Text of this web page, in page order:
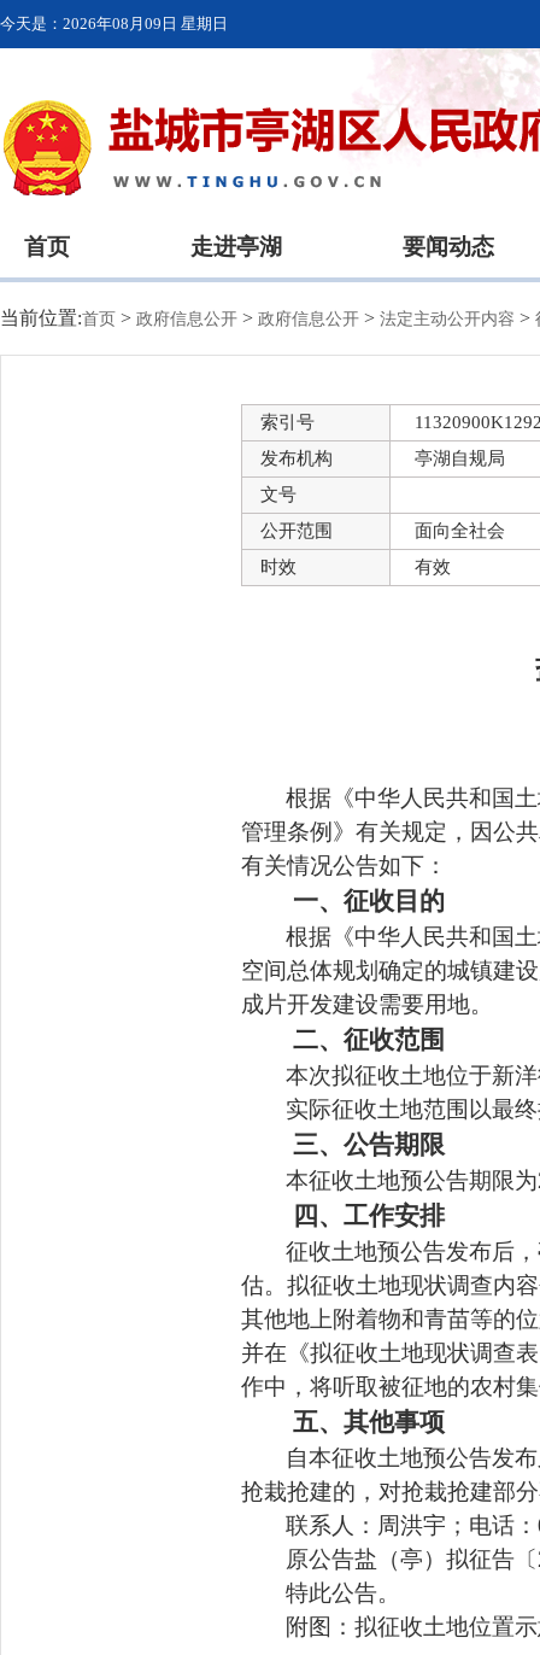
今天是： 2026年08月09日 星期日
首页 走进亭湖 要闻动态
当前位置:首页 > 政府信息公开 > 政府信息公开 > 法定主动公开内容 >
索引号
发布机构
亭湖自规局
文号
公开范围
面向全社会
时效
有效
根据《中华人民共和国
管理条例》有关规定，因公
有关情况公告如下：
一、征收目的
根据《中华人民共和国
空间总体规划确定的城镇建
成片开发建设需要用地。
二、征收范围
本次拟征收土地位于新
实际征收土地范围 以最
三、公告期限
本征收土地预公告期限为
四、工作安排
征收土地预公告发布后，
估。拟征收土地现状调查内
其他地上附着物和青苗等的
并在《拟征收土地现状调查
作中，将听取被征地的农村
五、其他事项
自本征收土地预公告发
抢栽抢建的，对抢栽抢建部
联系人： 周洪宇 ；电话：
原公告盐（亭）拟征告〔
特此公告。
附图：拟征收土地位置